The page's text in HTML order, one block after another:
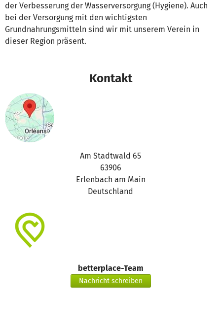
der Verbesserung der Wasserversorgung (Hygiene). Auch
bei der Versorgung mit den wichtigsten
Grundnahrungsmitteln sind wir mit unserem Verein in
dieser Region präsent.
Kontakt
Am Stadtwald 65
63906
Erlenbach am Main
Deutschland
betterplace-Team
Nachricht schreiben